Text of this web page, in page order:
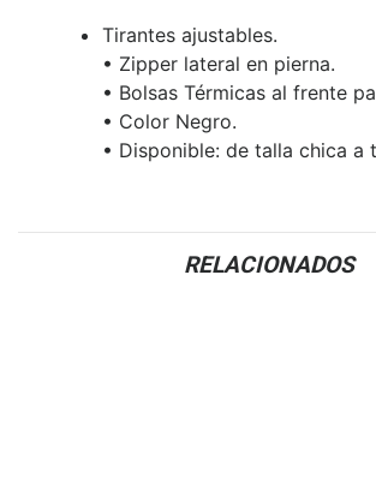
Tirantes ajustables.
• Zipper lateral en pierna.
• Bolsas Térmicas al frente
• Color Negro.
• Disponible: de talla chica a
RELACIONADOS